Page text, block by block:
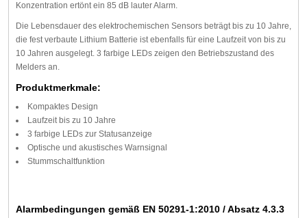
Konzentration ertönt ein 85 dB lauter Alarm.
Die Lebensdauer des elektrochemischen Sensors beträgt bis zu 10 Jahre,
die fest verbaute Lithium Batterie ist ebenfalls für eine Laufzeit von bis zu
10 Jahren ausgelegt. 3 farbige LEDs zeigen den Betriebszustand des
Melders an.
Produktmerkmale:
Kompaktes Design
Laufzeit bis zu 10 Jahre
3 farbige LEDs zur Statusanzeige
Optische und akustisches Warnsignal
Stummschaltfunktion
Alarmbedingungen gemäß EN 50291-1:2010 / Absatz 4.3.3